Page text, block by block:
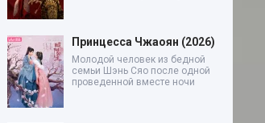
Принцесса Чжаоян (2026)
Молодой человек из бедной
семьи Шэнь Сяо после одной
проведенной вместе ночи